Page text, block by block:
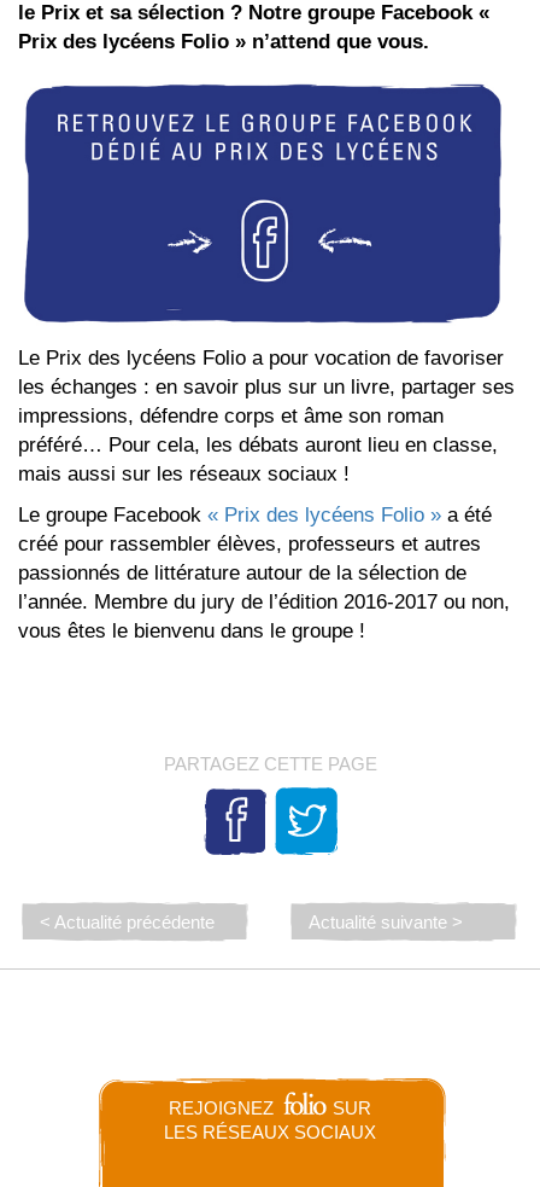
le Prix et sa sélection ? Notre groupe Facebook «
Prix des lycéens Folio » n’attend que vous.
Le Prix des lycéens Folio a pour vocation de favoriser
les échanges : en savoir plus sur un livre, partager ses
impressions, défendre corps et âme son roman
préféré… Pour cela, les débats auront lieu en classe,
mais aussi sur les réseaux sociaux !
Le groupe Facebook « Prix des lycéens Folio » a été
créé pour rassembler élèves, professeurs et autres
passionnés de littérature autour de la sélection de
l’année. Membre du jury de l’édition 2016-2017 ou non,
vous êtes le bienvenu dans le groupe !
PARTAGEZ CETTE PAGE
< Actualité précédente Actualité suivante >
REJOIGNEZ
SUR
LES RÉSEAUX SOCIAUX